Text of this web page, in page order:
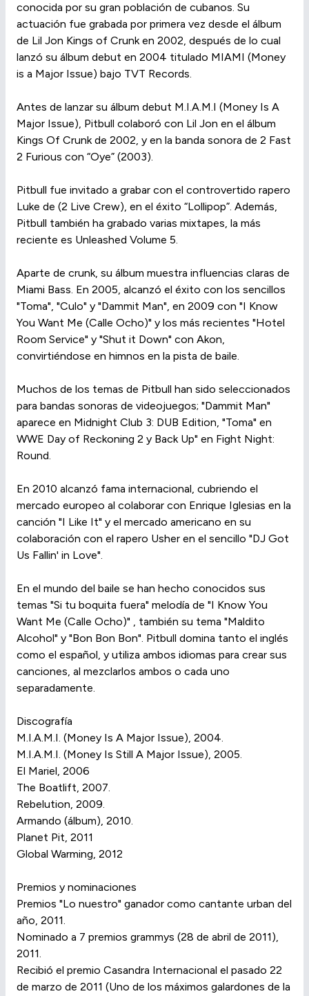
conocida por su gran población de cubanos. Su
actuación fue grabada por primera vez desde el álbum
de Lil Jon Kings of Crunk en 2002, después de lo cual
lanzó su álbum debut en 2004 titulado MIAMI (Money
is a Major Issue) bajo TVT Records.
Antes de lanzar su álbum debut M.I.A.M.I (Money Is A
Major Issue), Pitbull colaboró con Lil Jon en el álbum
Kings Of Crunk de 2002, y en la banda sonora de 2 Fast
2 Furious con “Oye” (2003).
Pitbull fue invitado a grabar con el controvertido rapero
Luke de (2 Live Crew), en el éxito “Lollipop”. Además,
Pitbull también ha grabado varias mixtapes, la más
reciente es Unleashed Volume 5.
Aparte de crunk, su álbum muestra influencias claras de
Miami Bass. En 2005, alcanzó el éxito con los sencillos
"Toma", "Culo" y "Dammit Man", en 2009 con "I Know
You Want Me (Calle Ocho)" y los más recientes "Hotel
Room Service" y "Shut it Down" con Akon,
convirtiéndose en himnos en la pista de baile.
Muchos de los temas de Pitbull han sido seleccionados
para bandas sonoras de videojuegos; "Dammit Man"
aparece en Midnight Club 3: DUB Edition, "Toma" en
WWE Day of Reckoning 2 y Back Up" en Fight Night:
Round.
En 2010 alcanzó fama internacional, cubriendo el
mercado europeo al colaborar con Enrique Iglesias en la
canción "I Like It" y el mercado americano en su
colaboración con el rapero Usher en el sencillo "DJ Got
Us Fallin' in Love".
En el mundo del baile se han hecho conocidos sus
temas "Si tu boquita fuera" melodía de "I Know You
Want Me (Calle Ocho)" , también su tema "Maldito
Alcohol" y "Bon Bon Bon". Pitbull domina tanto el inglés
como el español, y utiliza ambos idiomas para crear sus
canciones, al mezclarlos ambos o cada uno
separadamente.
Discografía
M.I.A.M.I. (Money Is A Major Issue), 2004.
M.I.A.M.I. (Money Is Still A Major Issue), 2005.
El Mariel, 2006
The Boatlift, 2007.
Rebelution, 2009.
Armando (álbum), 2010.
Planet Pit, 2011
Global Warming, 2012
Premios y nominaciones
Premios "Lo nuestro" ganador como cantante urban del
año, 2011.
Nominado a 7 premios grammys (28 de abril de 2011),
2011.
Recibió el premio Casandra Internacional el pasado 22
de marzo de 2011 (Uno de los máximos galardones de la